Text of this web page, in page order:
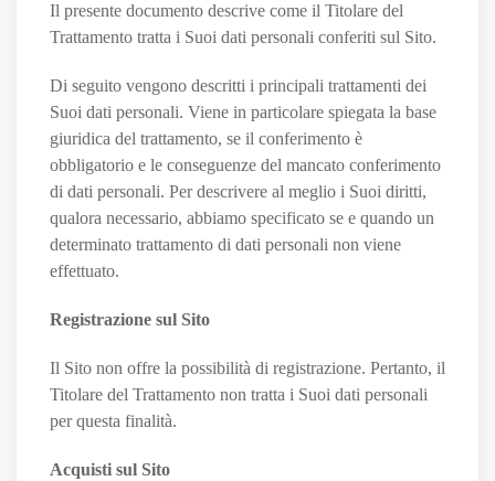
Il presente documento descrive come il Titolare del
Trattamento tratta i Suoi dati personali conferiti sul Sito.
Di seguito vengono descritti i principali trattamenti dei
Suoi dati personali. Viene in particolare spiegata la base
giuridica del trattamento, se il conferimento è
obbligatorio e le conseguenze del mancato conferimento
di dati personali. Per descrivere al meglio i Suoi diritti,
qualora necessario, abbiamo specificato se e quando un
determinato trattamento di dati personali non viene
effettuato.
Registrazione sul Sito
Il Sito non offre la possibilità di registrazione. Pertanto, il
Titolare del Trattamento non tratta i Suoi dati personali
per questa finalità.
Acquisti sul Sito